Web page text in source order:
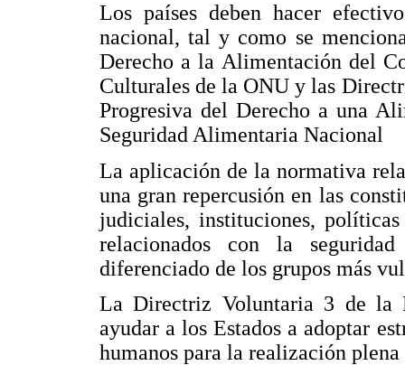
Los países deben hacer
nacional, tal y como se
Derecho a la Alimentación del
Culturales de la ONU y las
Progresiva del Derecho a una
Seguridad Alimentaria Nacional
La aplicación de la normativa
una gran repercusión en las
judiciales, instituciones,
relacionados con la
diferenciado de los grupos más
La Directriz Voluntaria 3 de la
ayudar a los Estados a adoptar
humanos para la realización